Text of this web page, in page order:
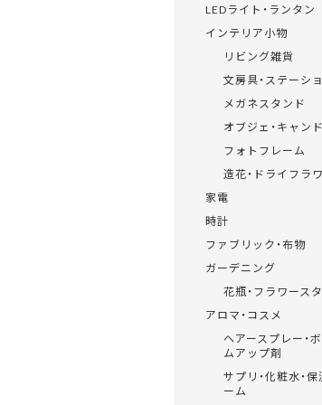
LEDライト・ランタン
インテリア小物
リビング雑貨
文房具・ステーシ
メガネスタンド
オブジェ・キャン
フォトフレーム
造花・ドライフラ
家電
時計
ファブリック・布物
ガーデニング
花瓶・フラワース
アロマ・コスメ
ヘアースプレー・
ムアップ剤
サプリ・化粧水・
ーム